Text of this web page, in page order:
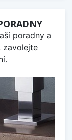
poradny a
zavolejte